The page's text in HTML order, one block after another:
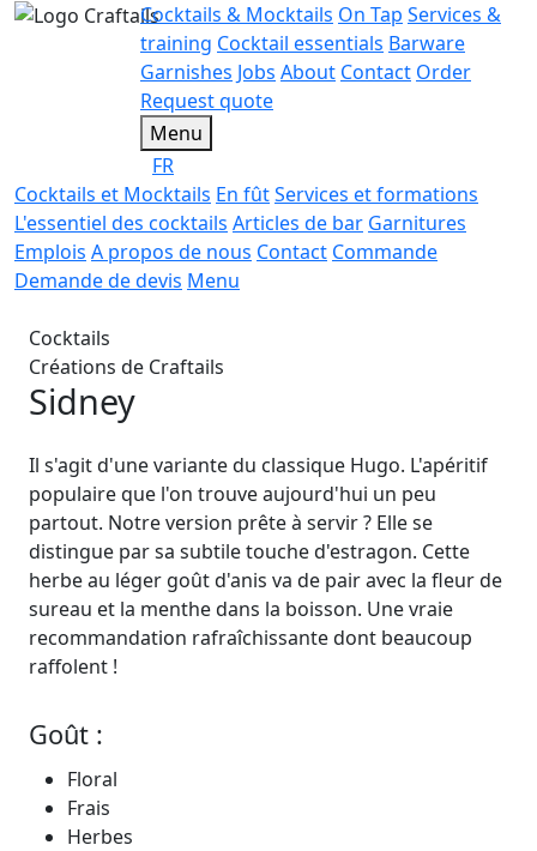
Cocktails & Mocktails On Tap Services &
training Cocktail essentials Barware
Garnishes Jobs About Contact Order
Request quote
Menu
FR
Cocktails et Mocktails En fûtServices et formations
L'essentiel des cocktails Articles de bar Garnitures
Emplois A propos de nous Contact Commande
Demande de devis Menu
Cocktails
Créations de Craftails
Sidney
Il s'agit d'une variante du classique Hugo. L'apéritif
populaire que l'on trouve aujourd'hui un peu
partout. Notre version prête à servir ? Elle se
distingue par sa subtile touche d'estragon. Cette
herbe au léger goût d'anis va de pair avec la fleur de
sureau et la menthe dans la boisson. Une vraie
recommandation rafraîchissante dont beaucoup
raffolent !
Goût :
Floral
Frais
Herbes